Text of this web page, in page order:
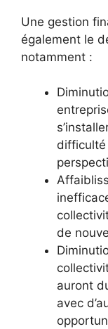
Une gestion
également le
notamment :
difficulté
de
auront
avec